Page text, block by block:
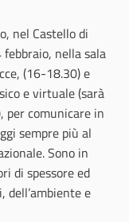
nel Castello di
nella sala
(16-18.30) e
e virtuale (sarà
per comunicare in
sempre più al
Sono in
di spessore ed
dell’ambiente e